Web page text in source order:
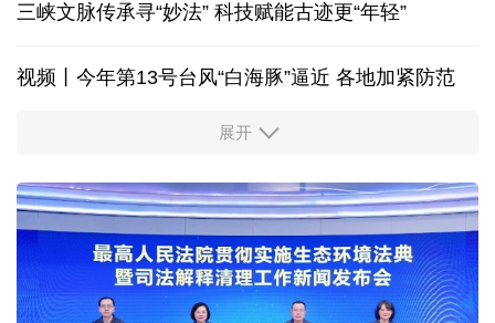
三峡文脉传承寻“妙法” 科技赋能古迹更“年轻”
视频丨今年第13号台风“白海豚”逼近 各地加紧防范
柔性制造，高效匹配差异化需求
“零关税”实施100天 见证中非合作新气象
高温下用电负荷创新高 解码今夏的清凉底气
展开